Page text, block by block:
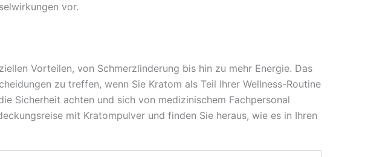
vor.
Vorteilen, von Schmerzlinderung bis hin zu mehr Energie. Das
zu treffen, wenn Sie Kratom als Teil Ihrer Wellness-Routine
Sicherheit achten und sich von medizinischem Fachpersonal
mit Kratompulver und finden Sie heraus, wie es in Ihren